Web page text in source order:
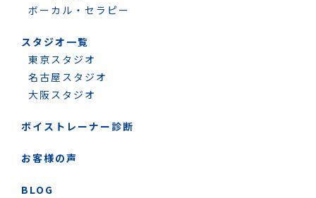
ボーカル・セラピー
スタジオ一覧
東京スタジオ
名古屋スタジオ
大阪スタジオ
ボイストレーナー診断
お客様の声
BLOG